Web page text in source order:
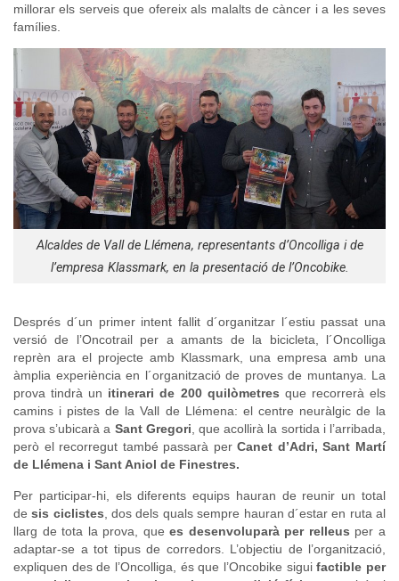
millorar els serveis que ofereix als malalts de càncer i a les seves
famílies.
Alcaldes de Vall de Llémena, representants d’Oncolliga i de
l’empresa Klassmark, en la presentació de l’Oncobike.
Després d´un primer intent fallit d´organitzar l´estiu passat una
versió de l’Oncotrail per a amants de la bicicleta, l´Oncolliga
reprèn ara el projecte amb Klassmark, una empresa amb una
àmplia experiència en l´organització de proves de muntanya. La
prova tindrà un itinerari de 200 quilòmetres que recorrerà els
camins i pistes de la Vall de Llémena: el centre neuràlgic de la
prova s’ubicarà a Sant Gregori, que acollirà la sortida i l’arribada,
però el recorregut també passarà per Canet d’Adri, Sant Martí
de Llémena i Sant Aniol de Finestres.
Per participar-hi, els diferents equips hauran de reunir un total
de sis ciclistes, dos dels quals sempre hauran d´estar en ruta al
llarg de tota la prova, que es desenvoluparà per relleus per a
adaptar-se a tot tipus de corredors. L’objectiu de l’organització,
expliquen des de l’Oncolliga, és que l’Oncobike sigui factible per